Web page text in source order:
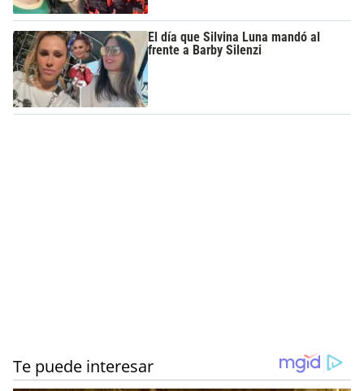
El día que Silvina Luna mandó al
frente a Barby Silenzi